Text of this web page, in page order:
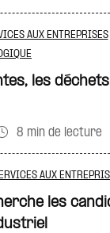
AUX ENTREPRISES
les
8 min de lecture
AUX
les